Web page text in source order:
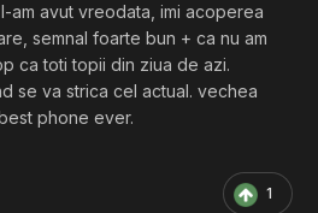
am avut vreodata, imi acoperea
semnal foarte bun + ca nu am
ca toti topii din ziua de azi.
se va strica cel actual. vechea
phone ever.
1